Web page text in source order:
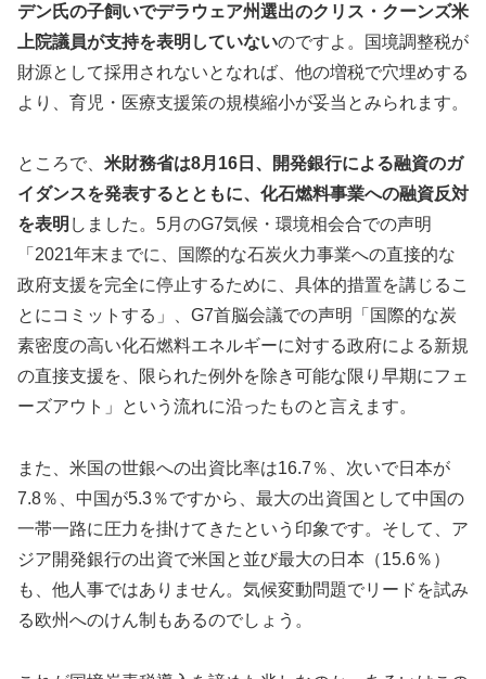
デン氏の子飼いでデラウェア州選出のクリス・クーンズ米
上院議員が支持を表明していないのですよ。国境調整税が
財源として採用されないとなれば、他の増税で穴埋めする
より、育児・医療支援策の規模縮小が妥当とみられます。
ところで、 米財務省は8月16日、開発銀行による融資のガ
イダンスを発表するとともに、化石燃料事業への融資反対
を表明 しました。5月のG7気候・環境相会合での声明
「2021年末までに、国際的な石炭火力事業への直接的な
政府支援を完全に停止するために、具体的措置を講じるこ
とにコミットする」、G7首脳会議での声明「国際的な炭
素密度の高い化石燃料エネルギーに対する政府による新規
の直接支援を、限られた例外を除き可能な限り早期にフェ
ーズアウト」という流れに沿ったものと言えます。
また、米国の世銀への出資比率は16.7％、次いで日本が
7.8％、中国が5.3％ですから、最大の出資国として中国の
一帯一路に圧力を掛けてきたという印象です。そして、ア
ジア開発銀行の出資で米国と並び最大の日本（15.6％）
も、他人事ではありません。気候変動問題でリードを試み
る欧州へのけん制もあるのでしょう。